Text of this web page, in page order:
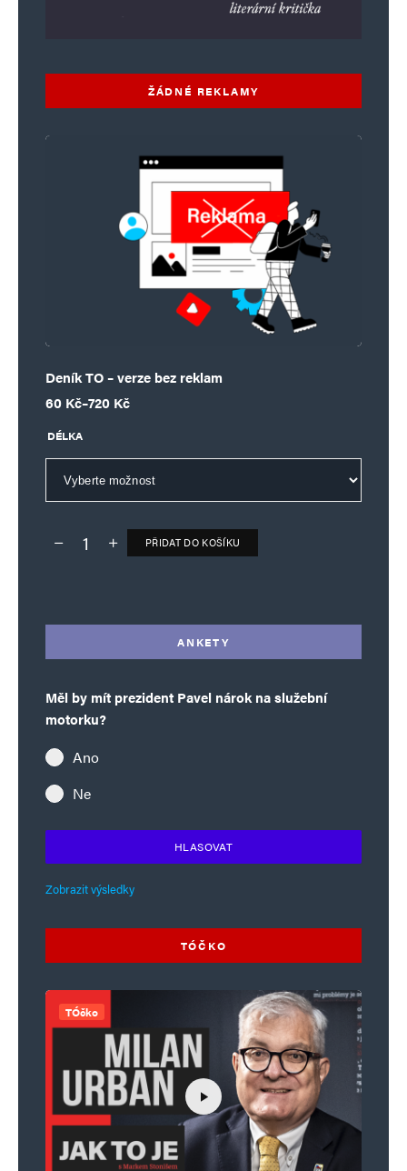
ŽÁDNÉ REKLAMY
Deník TO – verze bez reklam
60 Kč–720 Kč
Rozpětí cen: 60 Kč až 720 Kč
DÉLKA
Deník TO – verze bez reklam množství
PŘIDAT DO KOŠÍKU
ANKETY
Měl by mít prezident Pavel nárok na služební
motorku?
Ano
Ne
HLASOVAT
Zobrazit výsledky
TÓČKO
TÓčko